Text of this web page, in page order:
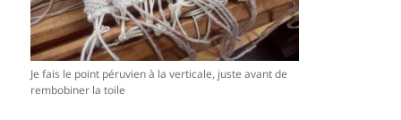
Je fais le point péruvien à la verticale, juste avant de
rembobiner la toile